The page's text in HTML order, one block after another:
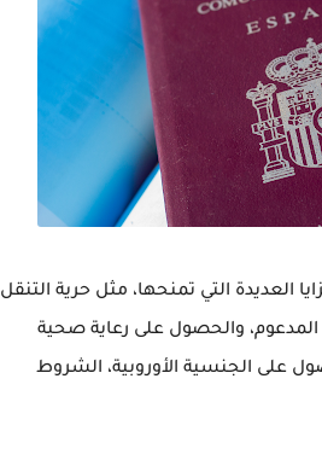
العديدة التي تمنحها، مثل حرية التنقل
المدعوم، والحصول على رعاية صحية
على الجنسية الأوروبية، الشروط